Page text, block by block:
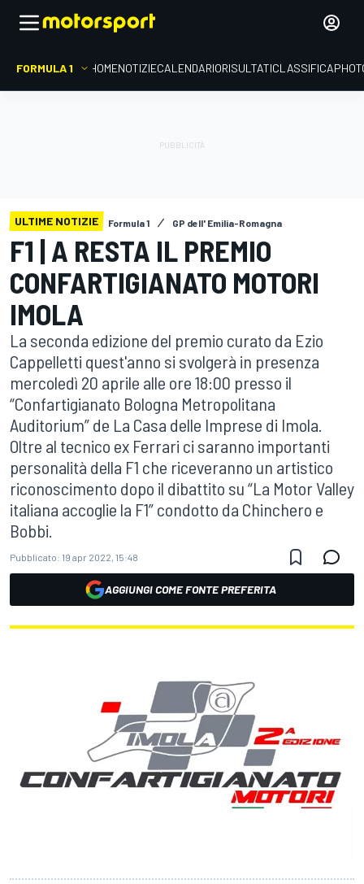
FORMULA 1 HOMENOTIZIECALENDARIORISULTATICLASSIFICA
ULTIME NOTIZIE Formula 1 GP dell' Emilia-Romagna
F1 | A RESTA IL PREMIO
CONFARTIGIANATO MOTORI
IMOLA
La seconda edizione del premio curato da Ezio
Cappelletti quest'anno si svolgerà in presenza
mercoledì 20 aprile alle ore 18:00 presso il
“Confartigianato Bologna Metropolitana
Auditorium” de La Casa delle Imprese di Imola.
Oltre al tecnico ex Ferrari ci saranno importanti
personalità della F1 che riceveranno un artistico
riconoscimento dopo il dibattito su “La Motor Valley
italiana accoglie la F1” condotto da Chinchero e
Bobbi.
Pubblicato: 19 apr 2022, 15:48
AGGIUNGI COME FONTE PREFERITA